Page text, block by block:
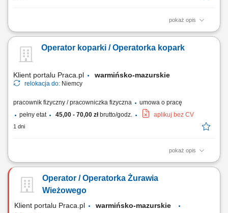
pokaż opis
Zakres obowiązków Do głównych zadań należeć będzie: obsługa
sieci wodno-kanalizacyjne, kablowe i inne instalacje podziemne,
współpraca z brygadą budowlaną przy realizacji inwestycji, kontrola
Operator koparki / Operatorka kopark
Klient portalu Praca.pl warmińsko-mazurskie
relokacja do: Niemcy
pracownik fizyczny / pracowniczka fizyczna
umowa o pracę
pełny etat
45,00 - 70,00 złbrutto/godz. aplikuj bez CV
1 dni
pokaż opis
Obsługa koparki przy pracach ziemnych; Wykonywanie wykopów pod
brygadą budowlaną na terenie inwestycji; Kontrola stanu technicznego i
dbanie o sprzęt; Przestrzeganie norm bezpieczeństwa oraz standardów
Operator / Operatorka Żurawia
Wieżowego
Klient portalu Praca.pl
warmińsko-mazurskie